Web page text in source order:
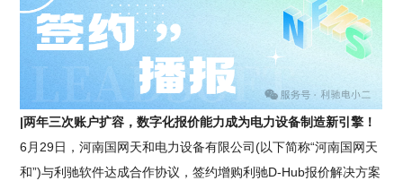
|两年三次账户扩容，数字化报价能力成为电力设备制造新引擎！
6月29日，河南国网天和电力设备有限公司(以下简称“河南国网天
和”)与利驰软件达成合作协议，签约增购利驰D-Hub报价解决方案